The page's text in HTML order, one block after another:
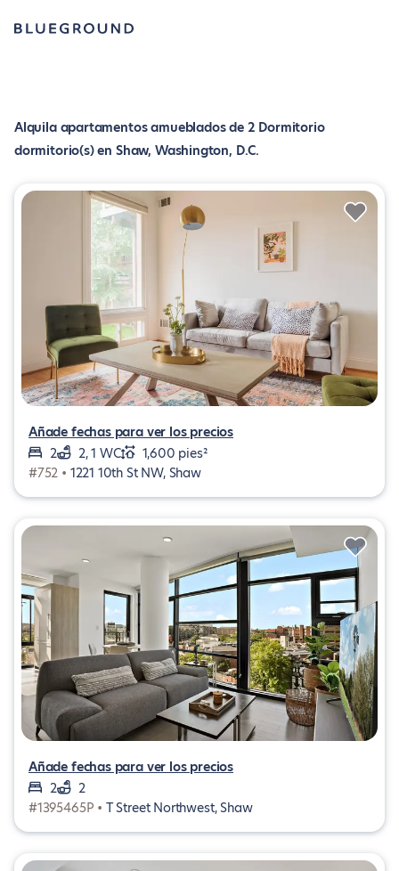
Alquila apartamentos amueblados de 2 Dormitorio
dormitorio(s) en Shaw, Washington, D.C.
Añade fechas para ver los precios
2
2, 1 WC
1,600 pies²
#752 • 1221 10th St NW, Shaw
Añade fechas para ver los precios
2
2
#1395465P • T Street Northwest, Shaw